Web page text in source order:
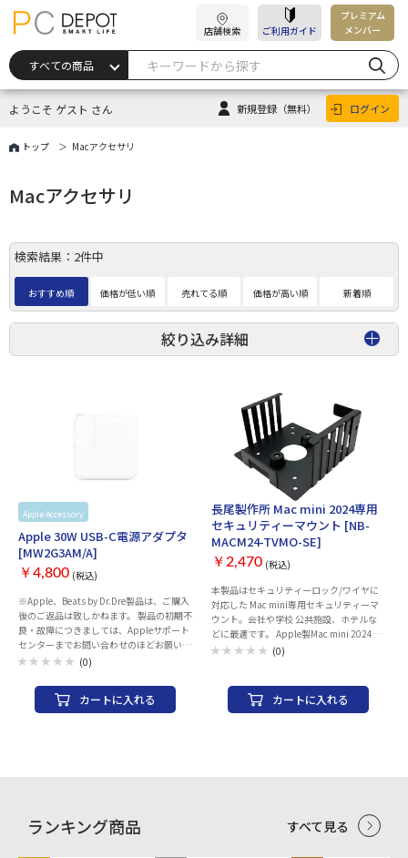
店舗検索 ご利用ガイド
プレミアム
メンバー
ようこそ ゲスト さん 新規登録 （無料） ログイン
トップ Macアクセサリ
Macアクセサリ
絞り込み詳細
検索結果：2件中
おすすめ順 価格が低い順 売れてる順 価格が高い順 新着順
Apple Accessory
Apple 30W USB-C電源アダプタ
[MW2G3AM/A]
￥4,800 (税込)
※Apple、Beats by Dr.Dre製品は、ご購入
後のご返品は致しかねます。 製品の初期不
良・故障につきましては、Appleサポート
センターまでお問い合わせのほどお願いい
たします。 製品には保証書が付属致しませ
が必要となりますので、大切に保管くださ
い。 AppleCareサービス＆サポートライ
ン 電話番号：0120-27753-5 同梱物：
(0)
カートに入れる
長尾製作所 Mac mini 2024専用
セキュリティーマウント [NB-
MACM24-TVMO-SE]
￥2,470 (税込)
本製品はセキュリティーロック/ワイヤに
対応した Mac mini専用セキュリティーマ
ウント。会社や学校 公共施設、ホテルな
どに最適です。 Apple製Mac mini 2024年
モデルに対応しています。 ※対応サイズ：
ーネジ・取扱説明書 パッケージ寸法：約
200mm×約155mm×約75mm※箱
(0)
カートに入れる
ランキング商品 すべて見る